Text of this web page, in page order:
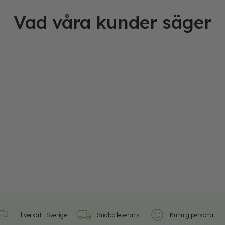
Vad våra kunder säger
Tillverkat i Sverige Snabb leverans Kunnig personal